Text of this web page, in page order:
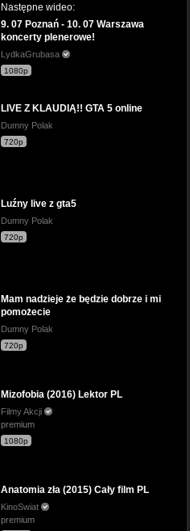
Następne wideo:
9. 07 Poznań - 10. 07 Warszawa
koncerty plenerowe!
LydkaGrubasa
1080p
LIVE Z KLAUDIĄ!! GTA 5 online
Dumny Polak
720p
Luźny live z gta5
Dumny Polak
720p
Mam nadzieje że będzie dobrze i mi
pomożecie
Dumny Polak
720p
Mizofobia (2016) Lektor PL
Filmy Akcji
premium
1080p
Anatomia zła (2015) Cały film PL
KinoSwiat
premium